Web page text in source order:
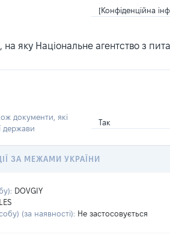
[Конфіденційна
яку Національне агентство з
документи, які
держави
Так
ЗА МЕЖАМИ УКРАЇНИ
DOVGIY
(за наявності): Не застосовується